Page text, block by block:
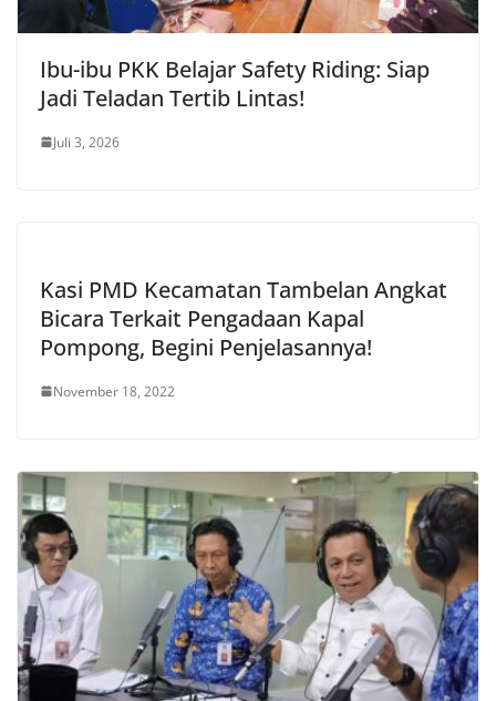
Ibu-ibu PKK Belajar Safety Riding: Siap
Jadi Teladan Tertib Lintas!
Juli 3, 2026
Kasi PMD Kecamatan Tambelan Angkat
Bicara Terkait Pengadaan Kapal
Pompong, Begini Penjelasannya!
November 18, 2022